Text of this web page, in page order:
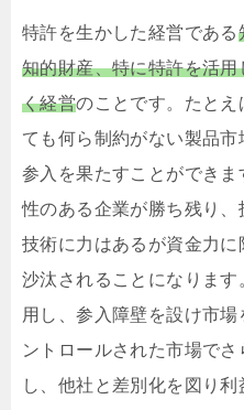
特許を生かした経営である
知的財産、特に特許を活
く経営のことです。たとえ
ても何ら制約がない製品
参入を果たすことができ
性のある企業が勝ち残り
技術に力はあるが資金力
沙汰されることになりま
用し、参入障壁を設け市
ントロールされた市場で
し、他社と差別化を図り